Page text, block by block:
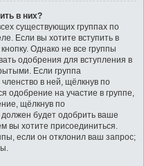
в них?
существующих группах по
Если вы хотите вступить в
Однако не все группы
одобрения для вступления в
Если группа
в ней, щёлкнув по
одобрение на участие в группе,
щёлкнув по
будет одобрить ваше
вы хотите присоединиться.
если он отклонил ваш запрос;